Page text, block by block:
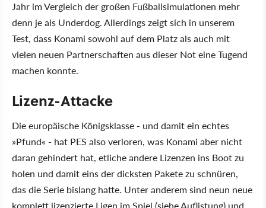
Jahr im Vergleich der großen Fußballsimulationen mehr
denn je als Underdog. Allerdings zeigt sich in unserem
Test, dass Konami sowohl auf dem Platz als auch mit
vielen neuen Partnerschaften aus dieser Not eine Tugend
machen konnte.
Lizenz-Attacke
Die europäische Königsklasse - und damit ein echtes
»Pfund« - hat PES also verloren, was Konami aber nicht
daran gehindert hat, etliche andere Lizenzen ins Boot zu
holen und damit eins der dicksten Pakete zu schnüren,
das die Serie bislang hatte. Unter anderem sind neun neue
komplett lizenzierte Ligen im Spiel (siehe Auflistung) und